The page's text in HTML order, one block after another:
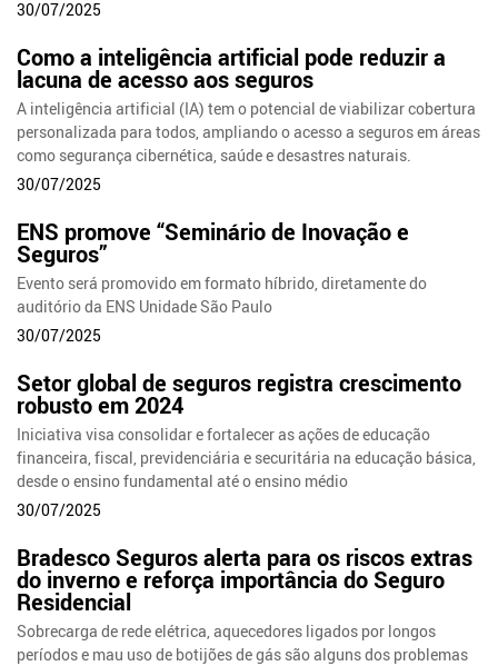
30/07/2025
Como a inteligência artificial pode reduzir a
lacuna de acesso aos seguros
A inteligência artificial (IA) tem o potencial de viabilizar cobertura
personalizada para todos, ampliando o acesso a seguros em áreas
como segurança cibernética, saúde e desastres naturais.
30/07/2025
ENS promove “Seminário de Inovação e
Seguros”
Evento será promovido em formato híbrido, diretamente do
auditório da ENS Unidade São Paulo
30/07/2025
Setor global de seguros registra crescimento
robusto em 2024
Iniciativa visa consolidar e fortalecer as ações de educação
financeira, fiscal, previdenciária e securitária na educação básica,
desde o ensino fundamental até o ensino médio
30/07/2025
Bradesco Seguros alerta para os riscos extras
do inverno e reforça importância do Seguro
Residencial
Sobrecarga de rede elétrica, aquecedores ligados por longos
períodos e mau uso de botijões de gás são alguns dos problemas